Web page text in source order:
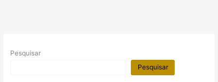
um
Pesquisar
Pesquisar